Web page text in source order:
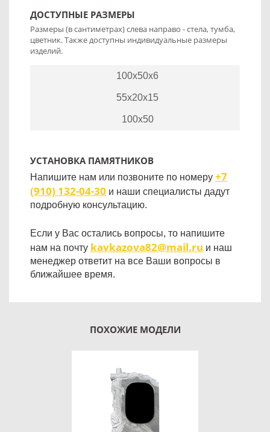
ДОСТУПНЫЕ РАЗМЕРЫ
Размеры (в сантиметрах) слева направо - стела, тумба,
цветник. Также доступны индивидуальные размеры
изделий.
100x50x6
55x20x15
100x50
УСТАНОВКА ПАМЯТНИКОВ
Напишите нам или позвоните по номеру +7
(910) 132-04-30 и наши специалисты дадут
подробную консультацию.
Если у Вас остались вопросы, то напишите
нам на почту kavkazova82@mail.ru и наш
менеджер ответит на все Ваши вопросы в
ближайшее время.
ПОХОЖИЕ МОДЕЛИ